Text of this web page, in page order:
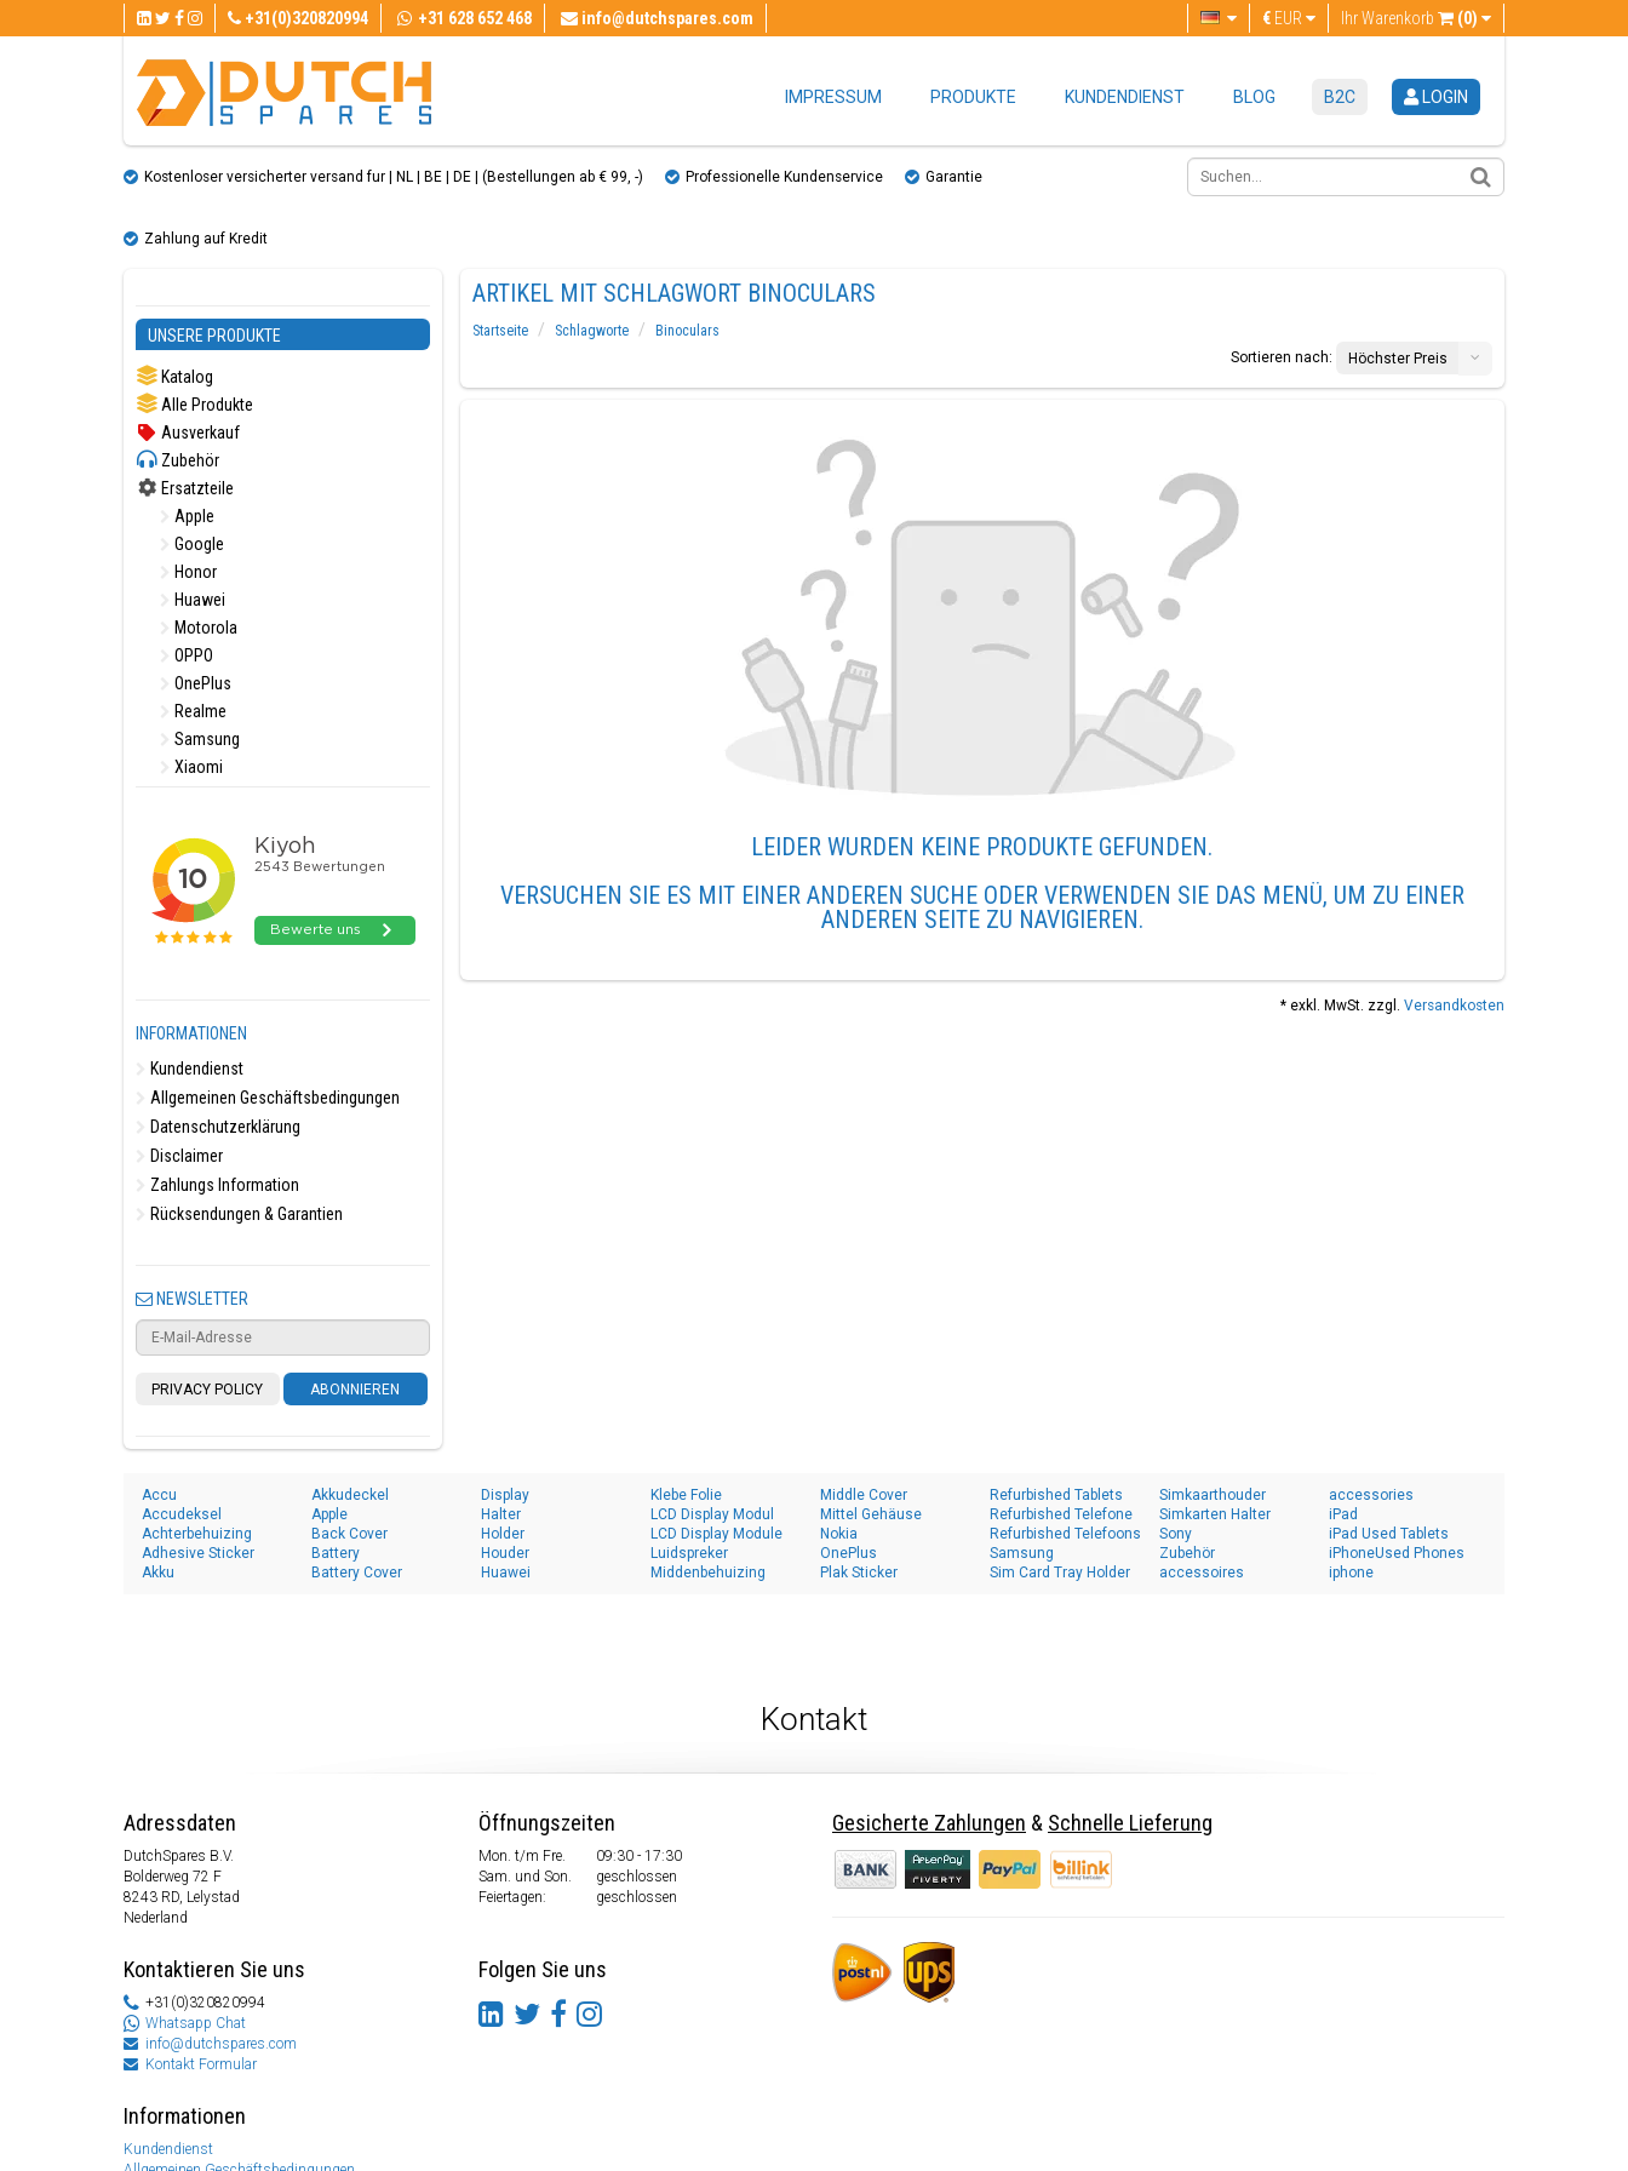
+31(0)320820994 +31 628 652 468 info@dutchspares.com Ihr Warenkorb (0)
€ EUR
IMPRESSUM PRODUKTE KUNDENDIENST BLOG B2C LOGIN
Kostenloser versicherter versand fur | NL | BE | DE | (Bestellungen ab € 99, ​​-) Professionelle Kundenservice Garantie
Zahlung auf Kredit
UNSERE PRODUKTE
Katalog
Alle Produkte
Ausverkauf
Zubehör
Ersatzteile
Apple
Google
Honor
Huawei
Motorola
OPPO
OnePlus
Realme
Samsung
Xiaomi
INFORMATIONEN
Kundendienst
Allgemeinen Geschäftsbedingungen
Datenschutzerklärung
Disclaimer
Zahlungs Information
Rücksendungen & Garantien
NEWSLETTER
PRIVACY POLICY ABONNIEREN
ARTIKEL MIT SCHLAGWORT BINOCULARS
Startseite Schlagworte
Binoculars
Sortieren nach:
Höchster Preis
LEIDER WURDEN KEINE PRODUKTE GEFUNDEN.
VERSUCHEN SIE ES MIT EINER ANDEREN SUCHE ODER VERWENDEN SIE DAS MENÜ, UM ZU EINER
ANDEREN SEITE ZU NAVIGIEREN.
* exkl. MwSt. zzgl. Versandkosten
Accu
Accudeksel
Achterbehuizing
Adhesive Sticker
Akku
Akkudeckel
Apple
Back Cover
Battery
Battery Cover
Display
Halter
Holder
Houder
Huawei
Klebe Folie
LCD Display Modul
LCD Display Module
Luidspreker
Middenbehuizing
Middle Cover
Mittel Gehäuse
Nokia
OnePlus
Plak Sticker
Refurbished Tablets
Refurbished Telefone
Refurbished Telefoons
Samsung
Sim Card Tray Holder
Simkaarthouder
Simkarten Halter
Sony
Zubehör
accessoires
accessories
iPad
iPad Used Tablets
iPhoneUsed Phones
iphone
Kontakt
Adressdaten
DutchSpares B.V.
Bolderweg 72 F
8243 RD, Lelystad
Nederland
Kontaktieren Sie uns
+31(0)320820994
Whatsapp Chat
info@dutchspares.com
Kontakt Formular
Informationen
Kundendienst
Öffnungszeiten
Mon. t/m Fre.
09:30 - 17:30
Sam. und Son.
geschlossen
Feiertagen:
geschlossen
Folgen Sie uns
Gesicherte Zahlungen & Schnelle Lieferung